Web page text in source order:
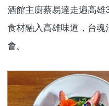
酒館主廚蔡易達走遍高
食材融入高雄味道，台
會。